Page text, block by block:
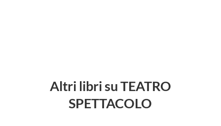
Altri libri su TEATRO
SPETTACOLO